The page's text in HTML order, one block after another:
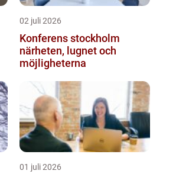
02 juli 2026
Konferens stockholm
närheten, lugnet och
möjligheterna
01 juli 2026